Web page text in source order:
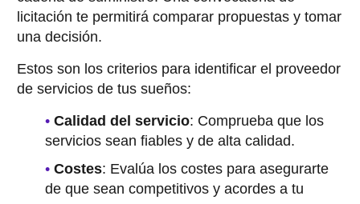
licitación te permitirá comparar propuestas y tomar
una decisión.
Estos son los criterios para identificar el proveedor
de servicios de tus sueños:
Calidad del servicio: Comprueba que los
servicios sean fiables y de alta calidad.
Costes: Evalúa los costes para asegurarte
de que sean competitivos y acordes a tu